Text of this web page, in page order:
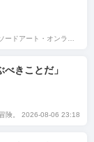
きことだ」
険。 2026-08-06 23:18